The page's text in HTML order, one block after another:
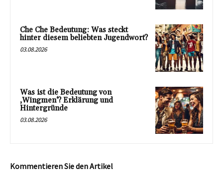
Che Che Bedeutung: Was steckt
hinter diesem beliebten Jugendwort?
03.08.2026
Was ist die Bedeutung von
‚Wingmen‘? Erklärung und
Hintergründe
03.08.2026
Kommentieren Sie den Artikel